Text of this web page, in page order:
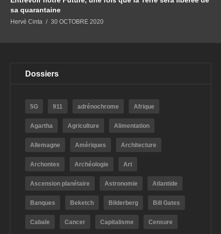
sa quarantaine
Hervé Cinta 30 OCTOBRE 2020
Dossiers
5G 911 adrénochrome Afrique
Agartha Agriculture Alimentation
Allemagne Amériques Architecture
Archontes Archéologie Art
Ascension planétaire Astronomie Atlantide
Banques Beketch Bilderberg Bill Gates
Cabale Cancer Capitalisme Censure